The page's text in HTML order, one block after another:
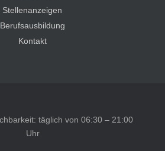
Stellenanzeigen
Berufsausbildung
Kontakt
täglich von 06:30 – 21:00
Uhr